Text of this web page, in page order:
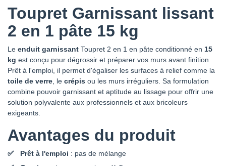
Toupret Garnissant lissant
2 en 1 pâte 15 kg
Le enduit garnissant Toupret 2 en 1 en pâte conditionné en 15
kg est conçu pour dégrossir et préparer vos murs avant finition.
Prêt à l'emploi, il permet d'égaliser les surfaces à relief comme la
toile de verre , le crépis ou les murs irréguliers. Sa formulation
combine pouvoir garnissant et aptitude au lissage pour offrir une
solution polyvalente aux professionnels et aux bricoleurs
exigeants.
Avantages du produit
Prêt à l'emploi : pas de mélange